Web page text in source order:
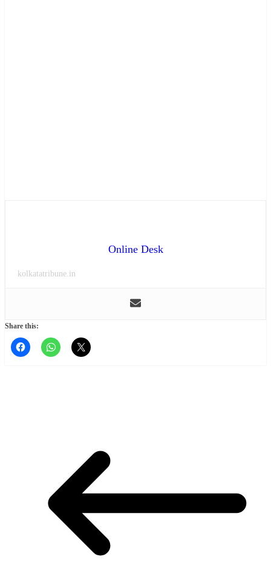
Online Desk
kolkatatribune.in
Share this: